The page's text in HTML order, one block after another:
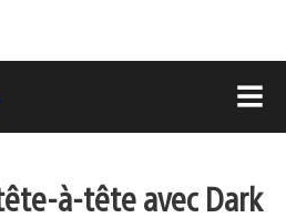
à-tête avec Dark